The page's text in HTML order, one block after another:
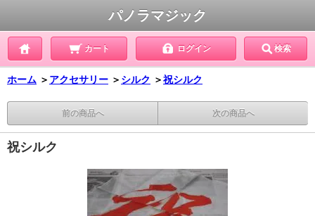
パノラマジック
カート ログイン 検索
ホーム ＞ アクセサリー ＞ シルク ＞祝シルク
前の商品へ 次の商品へ
祝シルク